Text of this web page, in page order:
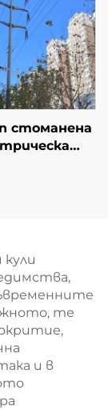
кула
стоманена
те
и в